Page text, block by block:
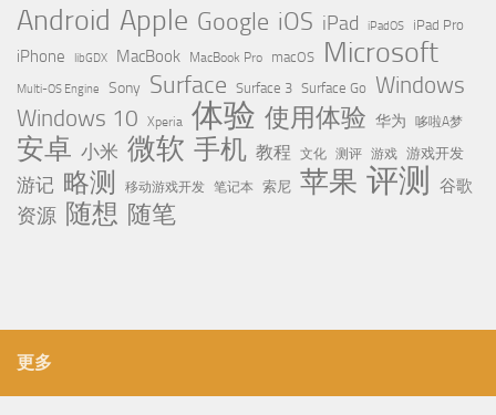
Android Apple Google iOS iPad iPadOS iPad Pro
iPhone libGDX MacBook MacBook Pro macOS Microsoft
Multi-OS Engine Sony Surface Surface 3 Surface Go Windows
Windows 10 Xperia 体验 使用体验 华为 哆啦A梦
安卓 小米 微软 手机 教程 文化 测评 游戏 游戏开发
游记 略测 移动游戏开发 笔记本 索尼 苹果 评测 谷歌
资源 随想 随笔
更多